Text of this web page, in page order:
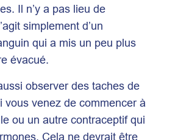
Il n’y a pas lieu de
simplement d’un
qui a mis un peu plus
évacué.
observer des taches de
vous venez de commencer à
ou un autre contraceptif qui
Cela ne devrait être